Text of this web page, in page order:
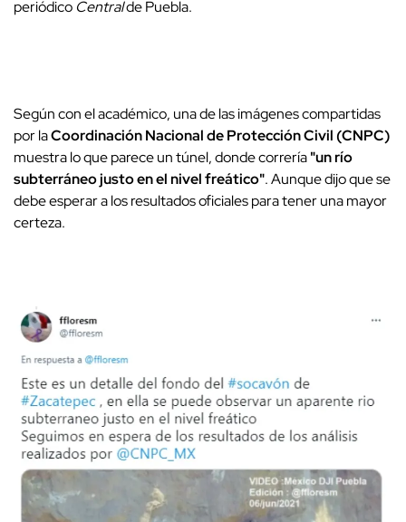
periódico Centralde Puebla.
Según con el académico, una de las imágenes compartidas
por laCoordinación Nacional de Protección Civil (CNPC)
muestra lo que parece un túnel, donde correría"un río
subterráneo justo en el nivel freático". Aunque dijo que se
debe esperar a los resultados oficiales para tener una mayor
certeza.